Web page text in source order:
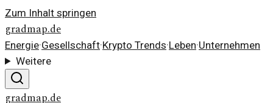
Zum Inhalt springen
gradmap.de
Energie·Gesellschaft·Krypto Trends·Leben·Unternehmen
Weitere
gradmap.de